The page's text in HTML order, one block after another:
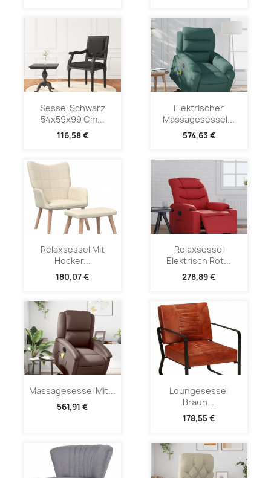
Sessel Schwarz
54x59x99 Cm...
116,58 €
Elektrischer
Massagesessel...
574,63 €
Relaxsessel Mit
Hocker...
180,07 €
Relaxsessel
Elektrisch Rot...
278,89 €
Massagesessel Mit...
561,91 €
Loungesessel
Braun...
178,55 €